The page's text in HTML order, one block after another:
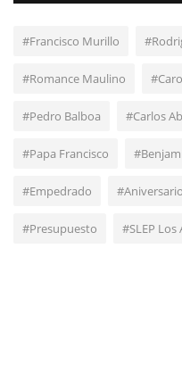
#Francisco Murillo
#Romance Maulino
#Pedro Balboa #Carlos
#Papa Francisco
#Empedrado
#Presupuesto #SLEP Los